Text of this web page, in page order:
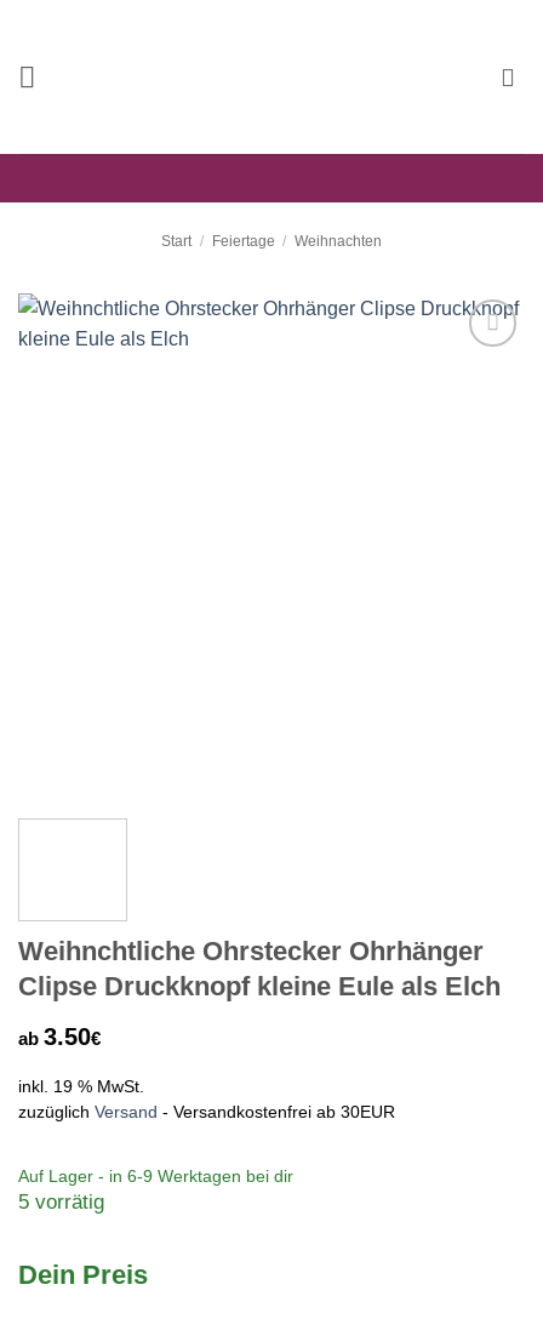
springen
Start / Feiertage / Weihnachten
Weihnchtliche Ohrstecker Ohrhänger
Clipse Druckknopf kleine Eule als Elch
ab 3.50€
inkl. 19 % MwSt.
zuzüglich Versand - Versandkostenfrei ab 30EUR
Auf Lager - in 6-9 Werktagen bei dir
5 vorrätig
Dein Preis